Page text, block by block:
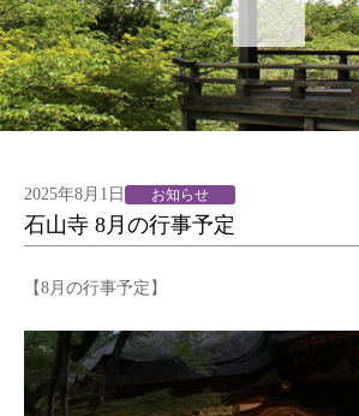
2025年8月1日 お知らせ
石山寺 8月の行事予定
【8月の行事予定】